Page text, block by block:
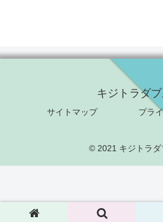
キジトラダ
サイトマップ
プラ
© 2021 キジトラダ